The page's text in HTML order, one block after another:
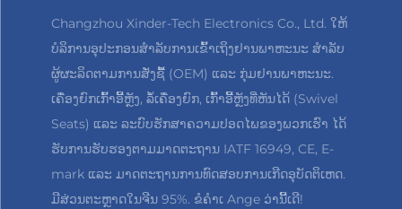
Changzhou Xinder-Tech Electronics Co., Ltd. ໃຫ້
ບໍລິການອຸປະກອນສຳລັບການເຂົ້າເຖິງຢານພາຫະນະ ສຳລັບ
ຜູ້ຜະລິດຕາມການສັ່ງຊື້ (OEM) ແລະ ກຸ່ມຢານພາຫະນະ.
ເຄື່ອງຍົກເກົ້າອີ້ຫຼັງ, ລໍ້ເຄື່ອງຍົກ, ເກົ້າອີ້ຫຼັງທີ່ຫັນໄດ້ (Swivel
Seats) ແລະ ລະບົບຮັກສາຄວາມປອດໄພຂອງພວກເຮົາ ໄດ້
ຮັບການຮັບຮອງຕາມມາດຕະຖານ IATF 16949, CE, E-
mark ແລະ ມາດຕະຖານການທົດສອບການເກີດອຸບັດຕິເຫດ.
ມີສ່ວນຕະຫຼາດໃນຈີນ 95%. ຂໍຄຳເ Ange ວ່ານີ້ເດີ!